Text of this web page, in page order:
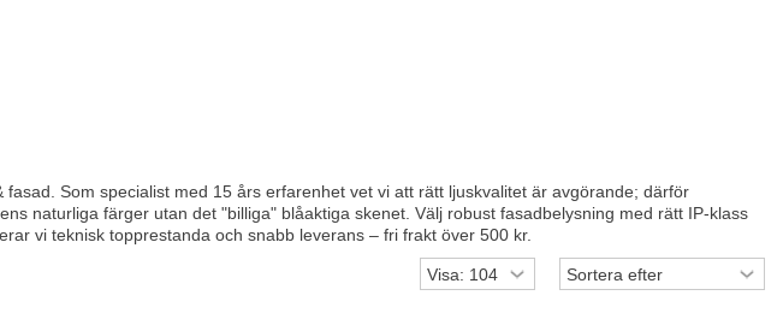
Som specialist med 15 års erfarenhet vet vi att rätt ljuskvalitet är avgörande; därför
naturliga färger utan det "billiga" blåaktiga skenet. Välj robust fasadbelysning med rätt IP-klass
vi teknisk topprestanda och snabb leverans – fri frakt över 500 kr.